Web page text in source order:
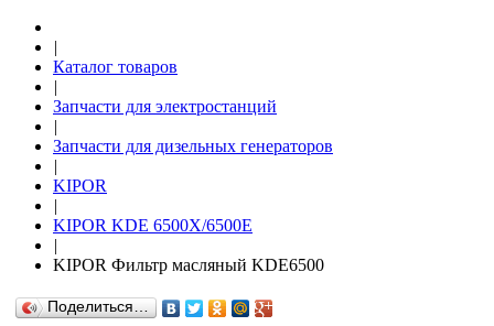
|
Каталог товаров
|
Запчасти для электростанций
|
Запчасти для дизельных генераторов
|
KIPOR
|
KIPOR KDE 6500X/6500E
|
KIPOR Фильтр масляный KDE6500
Поделиться…